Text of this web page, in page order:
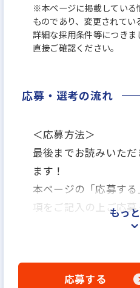
※本ページに掲載している
ものであり、変更されてい
詳細な採用条件等につき
直接ご確認ください。
応募・選考の流れ
＜応募方法＞
最後までお読みいた
ます！
本ページの「応募す
項をご記入の上ご応募
「応募する」よりエ
もっ
応募する